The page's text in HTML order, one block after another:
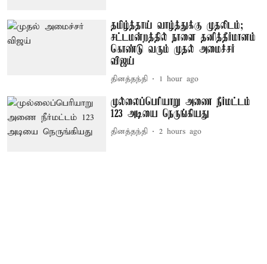
தமிழ்த்தாய் வாழ்த்துக்கு முதலிடம்;
சட்டமன்றத்தில் நாளை தனித்தீர்மானம்
கொண்டு வரும் முதல் அமைச்சர்
விஜய்
தினத்தந்தி 1 hour ago
முல்லைப்பெரியாறு அணை நீர்மட்டம்
123 அடியை நெருங்கியது
தினத்தந்தி 2 hours ago